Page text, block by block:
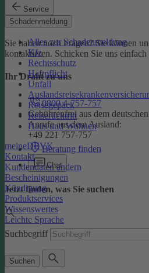
Service
Schadenmeldung
Alles zur Schadenmeldung
Kfz
Rechtsschutz
Haftpflicht
Unfall
Reisegepäck
Reiserücktritt
Haus und Wohnen
meineDEVK
Kontakt
Kundendaten ändern
Bescheinigungen
Kündigung
Produktservices
Wissenswertes
Leichte Sprache
Kontakt
Sie haben noch Fragen? Sie können
kontaktieren. Schicken Sie uns einfach
Ihr Draht zu uns
0800 4-757-757
Gebührenfrei aus dem
Anrufe aus dem Ausland:
+49 221 757-757
Beratung finden
Chat
Jetzt finden, was Sie suchen
Suchbegriff
Suchen